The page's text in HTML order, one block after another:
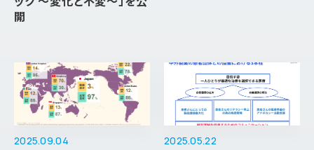
開
2025.09.04 2025.05.22